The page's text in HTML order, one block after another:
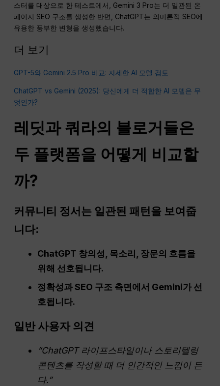
스터를 대상으로 한 테스트에서, Gemini 3 Pro는 더 일관된 온
페이지 SEO 구조를 생성한 반면, ChatGPT는 의미론적 SEO에
유용한 풍부한 변형을 생성했습니다.
더 보기
GPT-5와 Gemini 2.5 Pro 비교: 자세한 AI 모델 검토
ChatGPT vs Gemini (2025): 당신에게 더 적합한 AI 모델은 무
엇인가?
레딧과 쿼라의 블로거들은
두 플랫폼을 어떻게 비교할
까?
커뮤니티 정서는 일관된 패턴을 보여줍
니다:
ChatGPT 창의성, 목소리, 장문의 흐름을
위해 선호됩니다.
정확성과 SEO 구조 측면에서 Gemini가 선
호됩니다.
일반 사용자 의견
“ChatGPT라이프스타일이나 스토리텔링
콘텐츠를 작성할 때 더 인간적인 느낌이 든
다.”